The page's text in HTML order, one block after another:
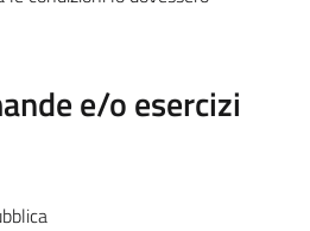
e/o esercizi